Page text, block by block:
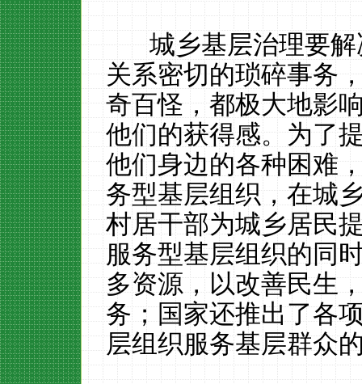
城乡基层治理要解
关系密切的琐碎事务
奇百怪，都极大地影
他们的获得感。为了
他们身边的各种困难
务型基层组织，在城
村居干部为城乡居民
服务型基层组织的同
多资源，以改善民生
务；国家还推出了各
层组织服务基层群众